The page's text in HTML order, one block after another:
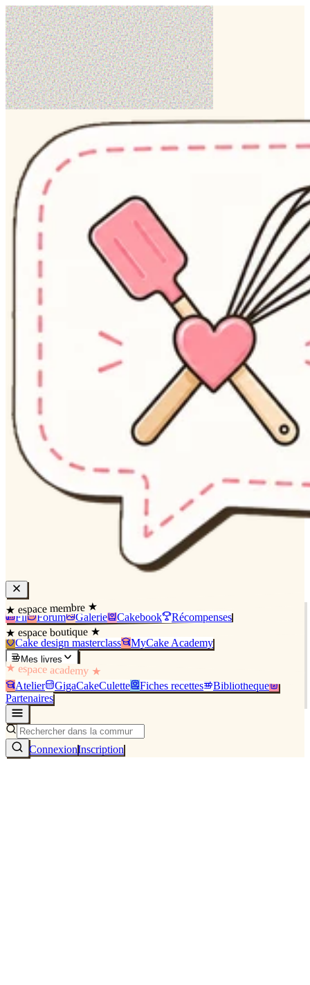
★ espace membre ★
Fil Forum Galerie Cakebook Récompenses
★ espace boutique ★
Cake design masterclass MyCake Academy
Mes livres
★ espace academy ★
Atelier GigaCakeCulette Fiches recettes
Bibliothèque
Partenaires
ConnexionInscription